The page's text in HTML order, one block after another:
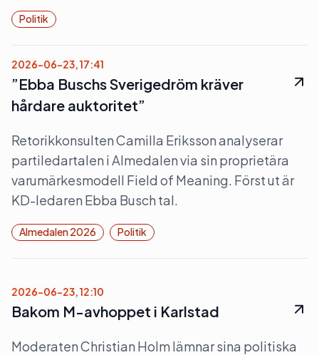
Politik
2026-06-23, 17:41
”Ebba Buschs Sverigedröm kräver
hårdare auktoritet”
Retorikkonsulten Camilla Eriksson analyserar
partiledartalen i Almedalen via sin proprietära
varumärkesmodell Field of Meaning. Först ut är
KD-ledaren Ebba Busch tal.
Almedalen 2026 Politik
2026-06-23, 12:10
Bakom M-avhoppet i Karlstad
Moderaten Christian Holm lämnar sina politiska